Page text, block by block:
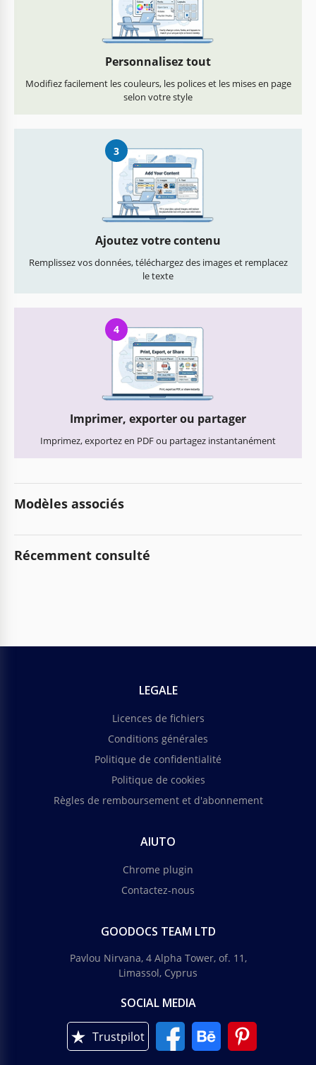
Personnalisez tout
Modifiez facilement les couleurs, les polices et les mises en page
selon votre style
3
Ajoutez votre contenu
Remplissez vos données, téléchargez des images et remplacez
le texte
4
Imprimer, exporter ou partager
Imprimez, exportez en PDF ou partagez instantanément
Modèles associés
Récemment consulté
LEGALE
Licences de fichiers
Conditions générales
Politique de confidentialité
Politique de cookies
Règles de remboursement et d'abonnement
AIUTO
Chrome plugin
Contactez-nous
GOODOCS TEAM LTD
Pavlou Nirvana, 4 Alpha Tower, of. 11,
Limassol, Cyprus
SOCIAL MEDIA
Trustpilot